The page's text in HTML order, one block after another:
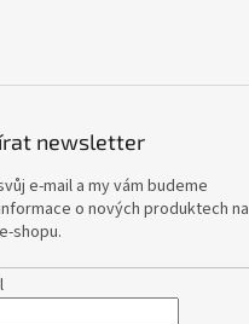
newsletter
e-mail a my vám budeme
o nových produktech na
shopu.